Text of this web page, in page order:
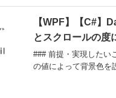
【WPF】【C#】
とスクロールの度
### 前提・実現したい
の値によって背景色を